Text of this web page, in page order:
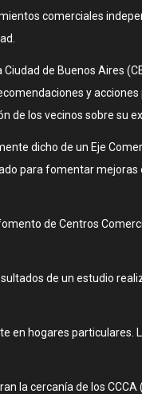
comerciales
de Buenos Aires
y
de los vecinos sobre su
dicho de un Eje
para fomentar
de Centros
de un estudio
en hogares
la cercanía de los